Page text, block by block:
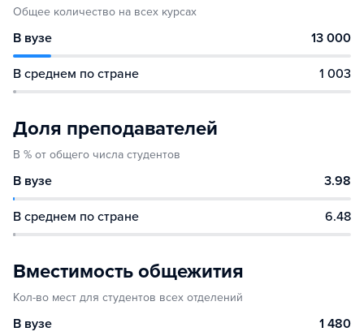
Общее количество на всех курсах
В вузе 13 000
В среднем по стране 1 003
Доля преподавателей
В % от общего числа студентов
В вузе 3.98
В среднем по стране 6.48
Вместимость общежития
Кол-во мест для студентов всех отделений
В вузе 1 480